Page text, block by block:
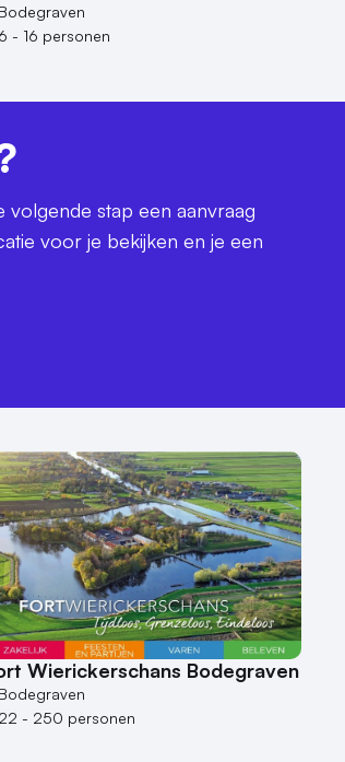
Bodegraven
6 - 16 personen
volgende stap een aanvraag
voor je bekijken en je een
Wierickerschans Bodegraven
Bodegraven
22 - 250 personen